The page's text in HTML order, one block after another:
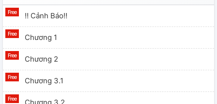
‼️ Cảnh Báo‼️
Chương 1
Chương 2
Chương 3.1